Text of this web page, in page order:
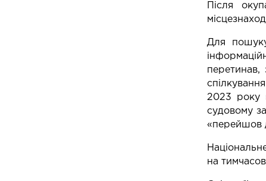
Після
Для
2023 року
судовому
«перейшов
на